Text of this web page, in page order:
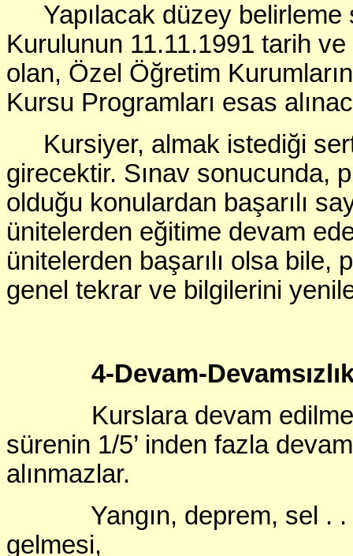
Yapılacak düzey belirleme
Kurulunun 11.11.1991 tarih ve
olan, Özel Öğretim
Kursu Programları esas
Kursiyer, almak istediği
girecektir. Sınav sonucunda,
olduğu konulardan başarılı
ünitelerden eğitime devam
ünitelerden başarılı olsa
genel tekrar ve bilgilerini
4-Devam-
Kurslara devam
sürenin 1/5’ inden fazla
alınmazlar.
Yangın, deprem, sel . . .
gelmesi,